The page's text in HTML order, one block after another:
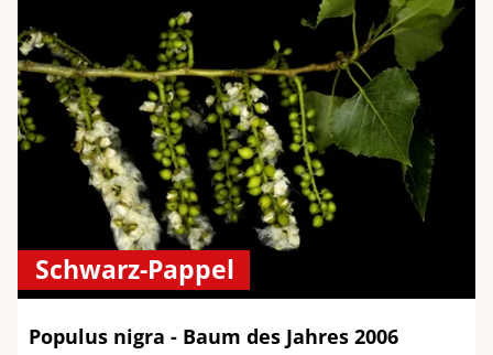
Schwarz-Pappel
Populus nigra - Baum des Jahres 2006